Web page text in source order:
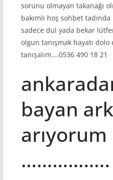
sorunu olmayan takanağı
bakımlı hoş sohbet
sadece dul yada bekar
olgun tanışmak hayatı
tanışalım….0536 490 18 21
bayan
arıyorum
……………..